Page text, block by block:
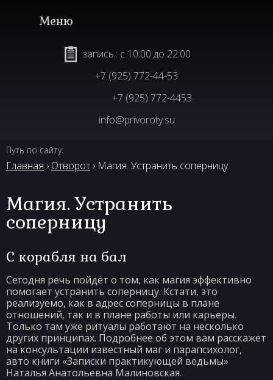
запись.: с 10:00 до 22:00
+7 (925) 772-44-53
+7 (925) 772-4453
info@privoroty.su
Путь по сайту:
Главная › Отворот › Магия. Устранить соперницу
Магия. Устранить
соперницу
С корабля на бал
Сегодня речь пойдёт о том, как магия эффективно
помогает устранить соперницу. Кстати, это
реализуемо, как в адрес соперницы в плане
отношений, так и в плане работы или карьеры.
Только там уже ритуалы работают на несколько
других принципах. Подробнее об этом вам расскажет
на консультации известный маг и парапсихолог,
авто книги «Записки практикующей ведьмы»
Наталья Анатольевна Малиновская.